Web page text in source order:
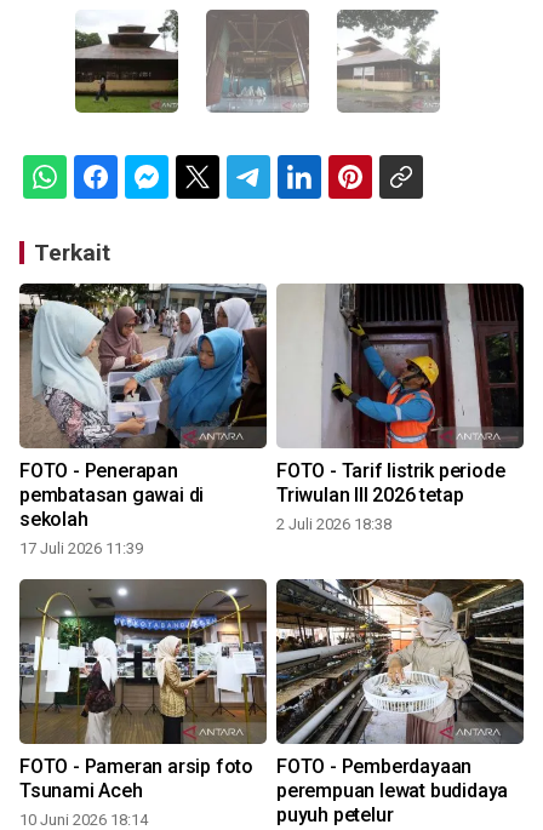
Terkait
FOTO - Penerapan
pembatasan gawai di
sekolah
17 Juli 2026 11:39
FOTO - Tarif listrik periode
Triwulan III 2026 tetap
2 Juli 2026 18:38
FOTO - Pameran arsip foto
Tsunami Aceh
10 Juni 2026 18:14
FOTO - Pemberdayaan
perempuan lewat budidaya
puyuh petelur